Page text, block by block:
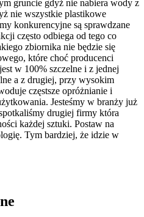
gruncie gdyż nie nabiera wody z
nie wszystkie plastikowe
konkurencyjne są sprawdzane
często odbiega od tego co
zbiornika nie będzie się
które choć producenci
w 100% szczelne i z jednej
a z drugiej, przy wysokim
częstsze opróżnianie i
Jesteśmy w branży już
drugiej firmy która
każdej sztuki. Postaw na
Tym bardziej, że idzie w